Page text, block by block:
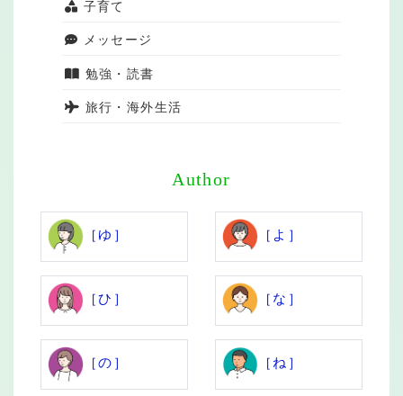
子育て
メッセージ
勉強・読書
旅行・海外生活
Author
［ゆ］ ［よ］
［ひ］ ［な］
［の］ ［ね］